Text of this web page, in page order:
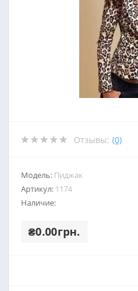
Отзывы: (0)
Модель: Пиджак
Артикул: 1174
Наличие:
₴0.00грн.